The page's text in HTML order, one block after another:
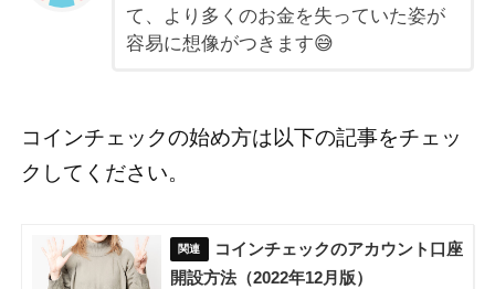
て、より多くのお金を失っていた姿が
容易に想像がつきます😅
コインチェックの始め方は以下の記事をチェッ
クしてください。
コインチェックのアカウント口座
開設方法（2022年12月版）